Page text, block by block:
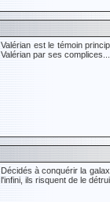
Valérian est le témoin
Valérian par ses complices...
Décidés à conquérir la
l'infini, ils risquent de le